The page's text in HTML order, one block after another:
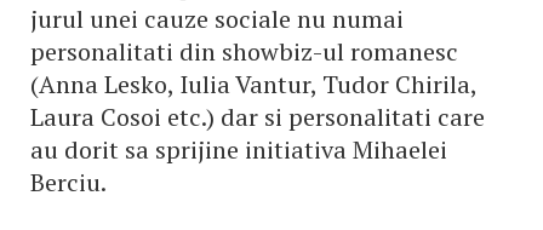
jurul unei cauze sociale nu numai
personalitati din showbiz-ul romanesc
(Anna Lesko, Iulia Vantur, Tudor Chirila,
Laura Cosoi etc.) dar si personalitati care
au dorit sa sprijine initiativa Mihaelei
Berciu.